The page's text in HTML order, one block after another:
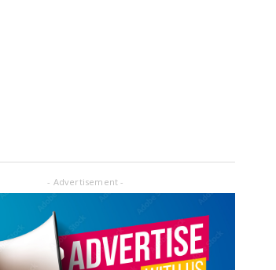
- Advertisement -